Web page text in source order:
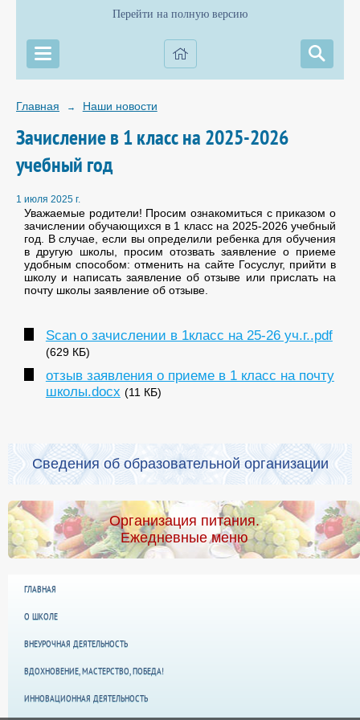
Перейти на полную версию
Главная → Наши новости
Зачисление в 1 класс на 2025-2026
учебный год
1 июля 2025 г.
Уважаемые родители! Просим ознакомиться с приказом о
зачислении обучающихся в 1 класс на 2025-2026 учебный
год. В случае, если вы определили ребенка для обучения
в другую школы, просим отозвать заявление о приеме
удобным способом: отменить на сайте Госуслуг, прийти в
школу и написать заявление об отзыве или прислать на
почту школы заявление об отзыве.
Scan о зачислении в 1класс на 25-26 уч.г..pdf
(629 КБ)
отзыв заявления о приеме в 1 класс на почту
школы.docx (11 КБ)
Сведения об образовательной организации
Организация питания.
Ежедневные меню
ГЛАВНАЯ
О ШКОЛЕ
ВНЕУРОЧНАЯ ДЕЯТЕЛЬНОСТЬ
ВДОХНОВЕНИЕ, МАСТЕРСТВО, ПОБЕДА!
ИННОВАЦИОННАЯ ДЕЯТЕЛЬНОСТЬ